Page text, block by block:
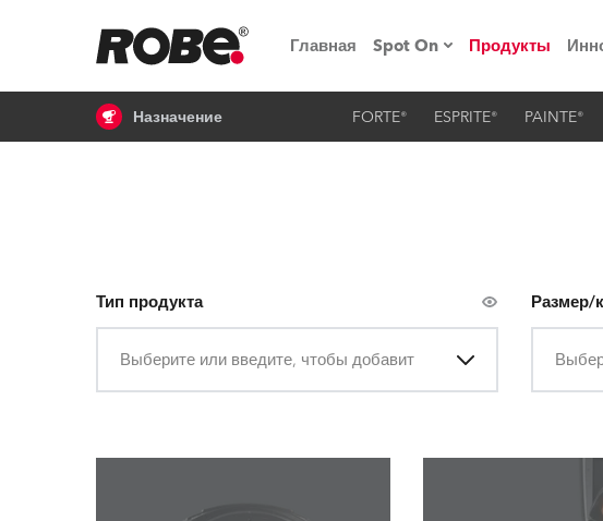
Главная Spot On
Мероприятия
Robe On The Road
Robe на площадке
Продукты
Назначение FORTE® ESPRITE® PAINTE®
Тип продукта
Выберите или введите, чтобы добавить
Размер/